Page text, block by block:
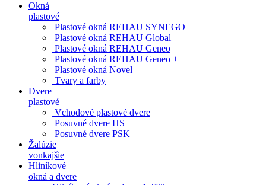
Okná
plastové
Plastové okná REHAU SYNEGO
Plastové okná REHAU Global
Plastové okná REHAU Geneo
Plastové okná REHAU Geneo +
Plastové okná Novel
Tvary a farby
Dvere
plastové
Vchodové plastové dvere
Posuvné dvere HS
Posuvné dvere PSK
Žalúzie
vonkajšie
Hliníkové
okná a dvere